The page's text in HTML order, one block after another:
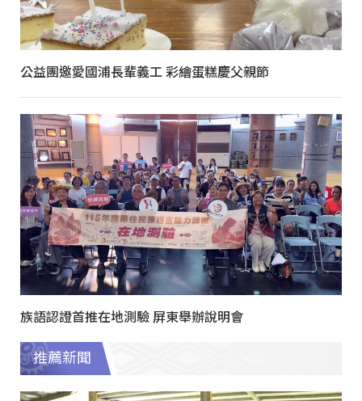
公益團邀愛國浦長輩義工 彩繪蛋糕慶父親節
族語認證首推在地測驗 屏東舉辦說明會
推薦新聞